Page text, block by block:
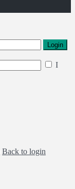
Login
I
Back to login